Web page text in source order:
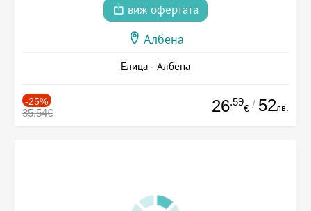
виж офертата
Албена
Елица - Албена
-25%
35.54€ 26.59
€ / 52лв.